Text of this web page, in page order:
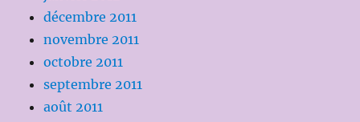
décembre 2011
novembre 2011
octobre 2011
septembre 2011
août 2011